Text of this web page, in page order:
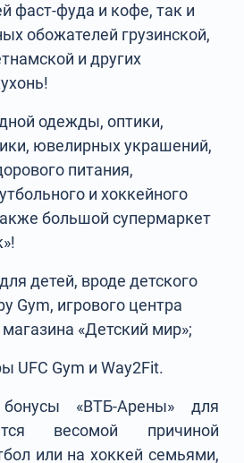
фаст-фуда и кофе, так и
обожателей грузинской,
и других
одежды, оптики,
ювелирных украшений,
питания,
и хоккейного
большой супермаркет
детей, вроде детского
Gym, игрового центра
«Детский мир»;
UFC Gym и Way2Fit.
«ВТБ-Арены» для
весомой причиной
или на хоккей семьями,